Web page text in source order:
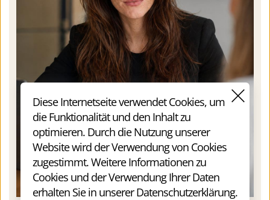
Diese Internetseite verwendet Cookies, um
die Funktionalität und den Inhalt zu
optimieren. Durch die Nutzung unserer
Website wird der Verwendung von Cookies
zugestimmt. Weitere Informationen zu
Cookies und der Verwendung Ihrer Daten
erhalten Sie in unserer Datenschutzerklärung.